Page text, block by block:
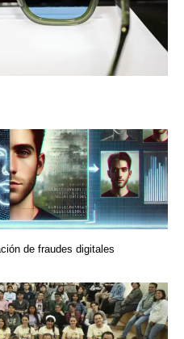
de fraudes digitales